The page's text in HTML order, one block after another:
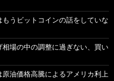
うビットコインの話をしていな
場の中の調整に過ぎない、買い
油価格高騰によるアメリカ利上